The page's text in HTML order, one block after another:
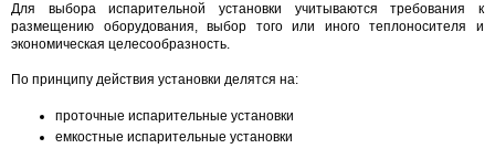
Для выбора испарительной установки учитываются требования к
размещению оборудования, выбор того или иного теплоносителя и
экономическая целесообразность.
По принципу действия установки делятся на:
проточные испарительные установки
емкостные испарительные установки